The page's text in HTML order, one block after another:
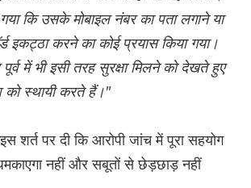
कि उसके मोबाइल नंबर का पता लगाने या
इकट्ठा करने का कोई प्रयास किया गया।
में भी इसी तरह सुरक्षा मिलने को देखते हुए
स्थायी करते हैं।"
शर्त पर दी कि आरोपी जांच में पूरा सहयोग
नहीं और सबूतों से छेड़छाड़ नहीं